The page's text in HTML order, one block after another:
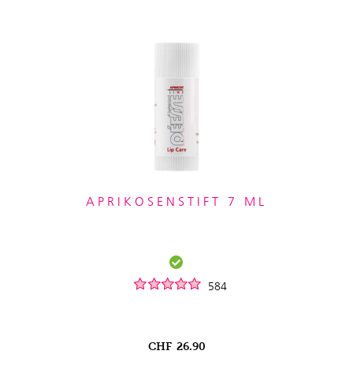
APRIKOSENSTIFT 7 ML
584
CHF 26.90